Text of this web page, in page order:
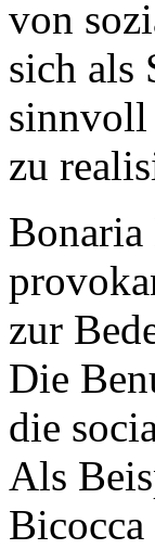
von
sich als
sinnvoll
zu
zur
Die
die
Als